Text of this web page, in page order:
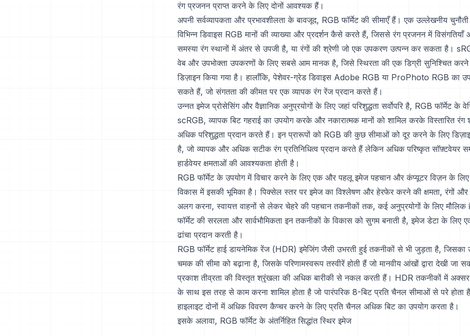
रंग प्रजनन प्राप्त करने के लिए दोनों आवश्यक हैं।
अपनी सर्वव्यापकता और प्रभावशीलता के बावजूद, RGB फॉर्मेट की सीमाएँ हैं। एक उल्लेखनीय
विभिन्न डिवाइस RGB मानों की व्याख्या और प्रदर्शन कैसे करते हैं, जिससे रंग प्रजनन में
समस्या रंग स्थानों में अंतर से उपजी है, या रंगों की श्रेणी जो एक उपकरण उत्पन्न कर सकता है।
वेब और उपभोक्ता उपकरणों के लिए सबसे आम मानक है, जिसे स्थिरता की एक डिग्री सुनिश्चित
डिज़ाइन किया गया है। हालाँकि, पेशेवर-ग्रेड डिवाइस Adobe RGB या ProPhoto RGB का
सकते हैं, जो संगतता की कीमत पर एक व्यापक रंग रेंज प्रदान करते हैं।
उन्नत इमेज प्रोसेसिंग और वैज्ञानिक अनुप्रयोगों के लिए जहां परिशुद्धता सर्वोपरि है, RGB फॉर्मेट के
scRGB, व्यापक बिट गहराई का उपयोग करके और नकारात्मक मानों को शामिल करके विस्तारित रंग
अधिक परिशुद्धता प्रदान करते हैं। इन प्रारूपों को RGB की कुछ सीमाओं को दूर करने के लिए
है, जो व्यापक और अधिक सटीक रंग प्रतिनिधित्व प्रदान करते हैं लेकिन अधिक परिष्कृत सॉफ़्टवेयर
हार्डवेयर क्षमताओं की आवश्यकता होती है।
RGB फॉर्मेट के उपयोग में विचार करने के लिए एक और पहलू इमेज पहचान और कंप्यूटर विज़न के लिए
विकास में इसकी भूमिका है। पिक्सेल स्तर पर इमेज का विश्लेषण और हेरफेर करने की क्षमता, रंगों
अलग करना, स्वायत्त वाहनों से लेकर चेहरे की पहचान तकनीकों तक, कई अनुप्रयोगों के लिए
फॉर्मेट की सरलता और सार्वभौमिकता इन तकनीकों के विकास को सुगम बनाती है, इमेज डेटा के लिए
ढांचा प्रदान करती है।
RGB फॉर्मेट हाई डायनेमिक रेंज (HDR) इमेजिंग जैसी उभरती हुई तकनीकों से भी जुड़ता है, जिसका
चमक की सीमा को बढ़ाना है, जिसके परिणामस्वरूप तस्वीरें होती हैं जो मानवीय आंखों द्वारा देखी जा
प्रकाश तीव्रता की विस्तृत श्रृंखला की अधिक बारीकी से नकल करती हैं। HDR तकनीकों में अक्सर
के साथ इस तरह से काम करना शामिल होता है जो पारंपरिक 8-बिट प्रति चैनल सीमाओं से परे होता
हाइलाइट दोनों में अधिक विवरण कैप्चर करने के लिए प्रति चैनल अधिक बिट का उपयोग करता है।
इसके अलावा, RGB फॉर्मेट के अंतर्निहित सिद्धांत स्थिर इमेज